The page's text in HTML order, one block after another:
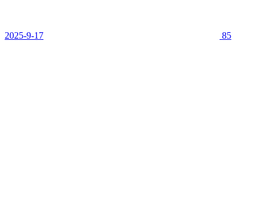
2025-9-17 85